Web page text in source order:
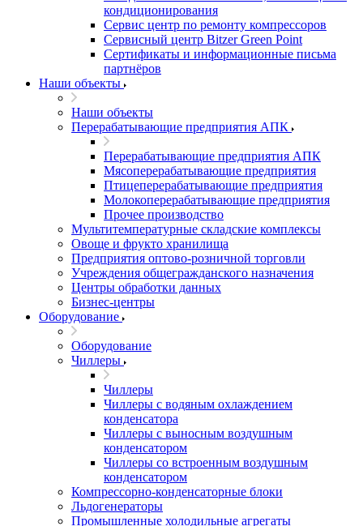
кондиционирования
Сервис центр по ремонту компрессоров
Сервисный центр Bitzer Green Point
Сертификаты и информационные письма
партнёров
Наши объекты
Наши объекты
Перерабатывающие предприятия АПК
Перерабатывающие предприятия АПК
Мясоперерабатывающие предприятия
Птицеперерабатывающие предприятия
Молокоперерабатывающие предприятия
Прочее производство
Мультитемпературные складские комплексы
Овоще и фрукто хранилища
Предприятия оптово-розничной торговли
Учреждения общегражданского назначения
Центры обработки данных
Бизнес-центры
Оборудование
Оборудование
Чиллеры
Чиллеры
Чиллеры с водяным охлаждением
конденсатора
Чиллеры с выносным воздушным
конденсатором
Чиллеры со встроенным воздушным
конденсатором
Компрессорно-конденсаторные блоки
Льдогенераторы
Промышленные холодильные агрегаты